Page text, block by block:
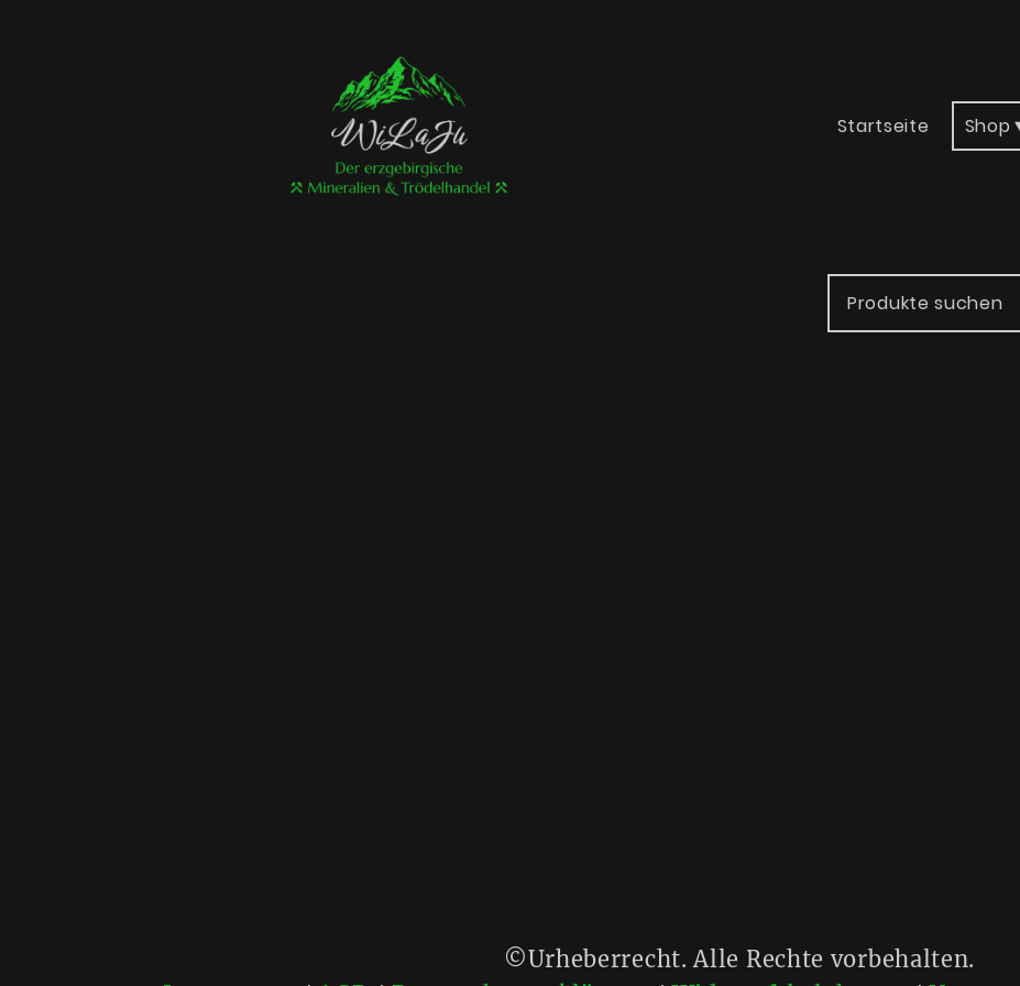
Startseite Shop
©Urheberrecht. Alle Rechte vorbehalten.